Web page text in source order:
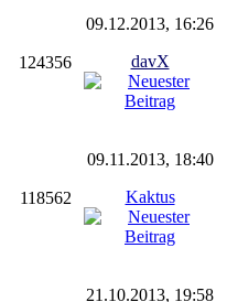
124356
09.12.2013, 16:26
davX
118562
09.11.2013, 18:40
Kaktus
21.10.2013, 19:58